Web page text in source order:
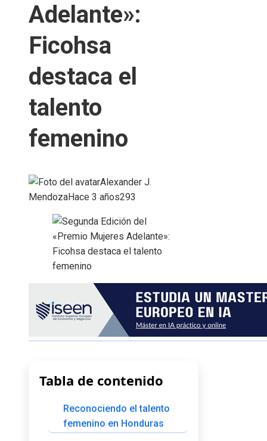
Adelante»:
Ficohsa
destaca el
talento
femenino
Alexander J.
MendozaHace 3 años293
Tabla de contenido
Reconociendo el talento
femenino en Honduras